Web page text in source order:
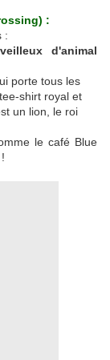
:
:
d'animal
porte tous les
shirt royal et
un lion, le roi
le café Blue